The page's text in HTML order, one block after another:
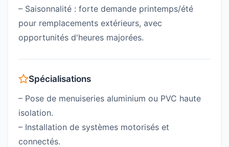
– Saisonnalité : forte demande printemps/été
pour remplacements extérieurs, avec
opportunités d'heures majorées.
Spécialisations
– Pose de menuiseries aluminium ou PVC haute
isolation.
– Installation de systèmes motorisés et
connectés.